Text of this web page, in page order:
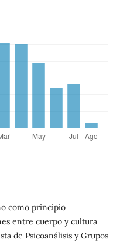
como principio
entre cuerpo y cultura
de Psicoanálisis y Grupos